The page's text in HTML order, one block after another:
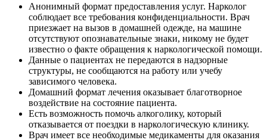
Анонимный формат предоставления услуг. Нарколог
соблюдает все требования конфиденциальности. Врач
приезжает на вызов в домашней одежде, на машине
отсутствуют опознавательные знаки, никому не будет
известно о факте обращения к наркологической помощи.
Данные о пациентах не передаются в надзорные
структуры, не сообщаются на работу или учебу
зависимого человека.
Домашний формат лечения оказывает благотворное
воздействие на состояние пациента.
Есть возможность помочь алкоголику, который
отказывается от поездки в наркологическую клинику.
Врач имеет все необходимые медикаменты для оказания